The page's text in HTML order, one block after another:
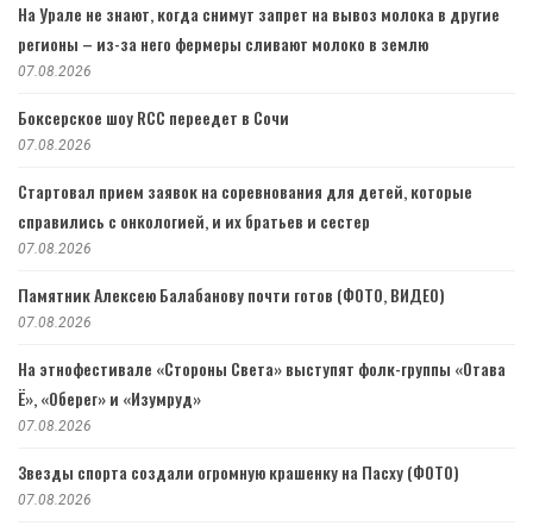
На Урале не знают, когда снимут запрет на вывоз молока в другие
регионы – из-за него фермеры сливают молоко в землю
07.08.2026
Боксерское шоу RCC переедет в Сочи
07.08.2026
Стартовал прием заявок на соревнования для детей, которые
справились с онкологией, и их братьев и сестер
07.08.2026
Памятник Алексею Балабанову почти готов (ФОТО, ВИДЕО)
07.08.2026
На этнофестивале «Стороны Света» выступят фолк-группы «Отава
Ё», «Оберег» и «Изумруд»
07.08.2026
Звезды спорта создали огромную крашенку на Пасху (ФОТО)
07.08.2026